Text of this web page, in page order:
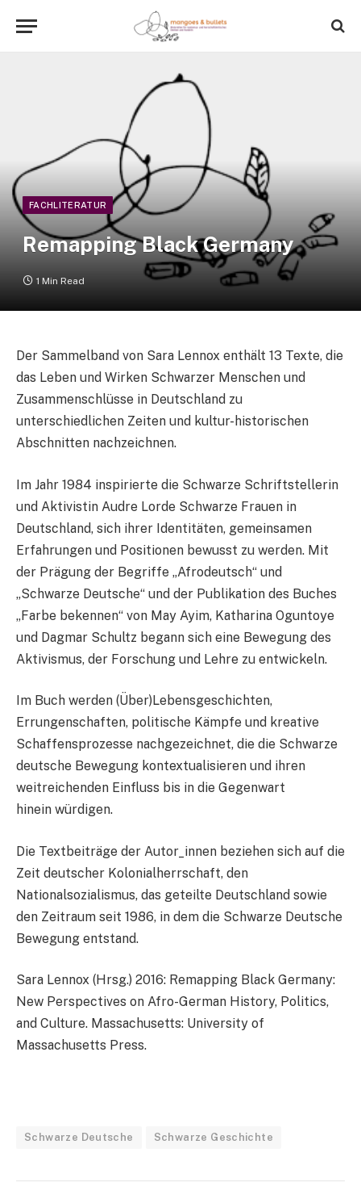
FACHLITERATUR
Remapping Black Germany
1 Min Read
Der Sammelband von Sara Lennox enthält 13 Texte, die
das Leben und Wirken Schwarzer Menschen und
Zusammenschlüsse in Deutschland zu
unterschiedlichen Zeiten und kultur-historischen
Abschnitten nachzeichnen.
Im Jahr 1984 inspirierte die Schwarze Schriftstellerin
und Aktivistin Audre Lorde Schwarze Frauen in
Deutschland, sich ihrer Identitäten, gemeinsamen
Erfahrungen und Positionen bewusst zu werden. Mit
der Prägung der Begriffe „Afrodeutsch“ und
„Schwarze Deutsche“ und der Publikation des Buches
„Farbe bekennen“ von May Ayim, Katharina Oguntoye
und Dagmar Schultz begann sich eine Bewegung des
Aktivismus, der Forschung und Lehre zu entwickeln.
Im Buch werden (Über)Lebensgeschichten,
Errungenschaften, politische Kämpfe und kreative
Schaffensprozesse nachgezeichnet, die die Schwarze
deutsche Bewegung kontextualisieren und ihren
weitreichenden Einfluss bis in die Gegenwart
hinein würdigen.
Die Textbeiträge der Autor_innen beziehen sich auf die
Zeit deutscher Kolonialherrschaft, den
Nationalsozialismus, das geteilte Deutschland sowie
den Zeitraum seit 1986, in dem die Schwarze Deutsche
Bewegung entstand.
Sara Lennox (Hrsg.) 2016: Remapping Black Germany:
New Perspectives on Afro-German History, Politics,
and Culture. Massachusetts: University of
Massachusetts Press.
Schwarze Deutsche Schwarze Geschichte